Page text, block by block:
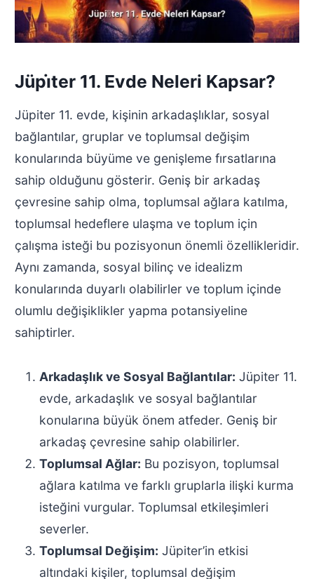
Jüpi̇ter 11. Evde Neleri Kapsar?
Jüpiter 11. evde, kişinin arkadaşlıklar, sosyal
bağlantılar, gruplar ve toplumsal değişim
konularında büyüme ve genişleme fırsatlarına
sahip olduğunu gösterir. Geniş bir arkadaş
çevresine sahip olma, toplumsal ağlara katılma,
toplumsal hedeflere ulaşma ve toplum için
çalışma isteği bu pozisyonun önemli özellikleridir.
Aynı zamanda, sosyal bilinç ve idealizm
konularında duyarlı olabilirler ve toplum içinde
olumlu değişiklikler yapma potansiyeline
sahiptirler.
Arkadaşlık ve Sosyal Bağlantılar: Jüpiter 11.
evde, arkadaşlık ve sosyal bağlantılar
konularına büyük önem atfeder. Geniş bir
arkadaş çevresine sahip olabilirler.
Toplumsal Ağlar: Bu pozisyon, toplumsal
ağlara katılma ve farklı gruplarla ilişki kurma
isteğini vurgular. Toplumsal etkileşimleri
severler.
Toplumsal Değişim: Jüpiter’in etkisi
altındaki kişiler, toplumsal değişim